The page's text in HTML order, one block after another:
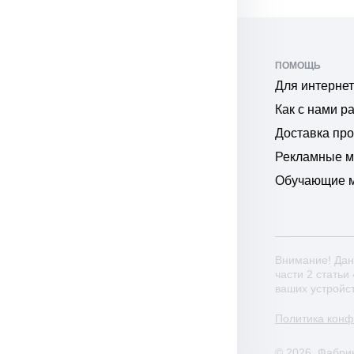
ПОМОЩЬ
Для
Как с нами
Доставка
Рекламные
Обучающие
Внимание!
части 2
ваших
Политика